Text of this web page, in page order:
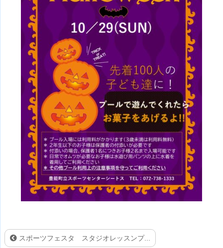
スポーツフェスタ スタジオレッスンプ...